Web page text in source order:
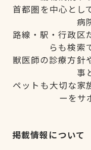
首都圏を中心とし
病
路線・駅・行政区
らも検索
獣医師の診療方針
事
ペットも大切な家
ーをサ
掲載情報について